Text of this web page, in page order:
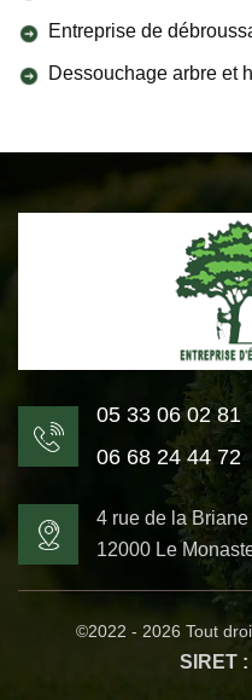
Entreprise de
Dessouchage arbre et
05 33 06 02 81
06 68 24 44 72
4 rue de la Briane
12000 Le
©2022 - 2026 Tout
SIRET